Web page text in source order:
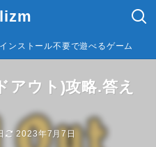
ンストール不要で遊べるゲーム
アウト)攻略.答え
2023年7月7日